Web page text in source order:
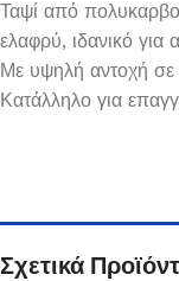
Ταψί από
ελαφρύ, ιδανικό για
Με υψηλή αντοχή σε
Κατάλληλο για
Σχετικά